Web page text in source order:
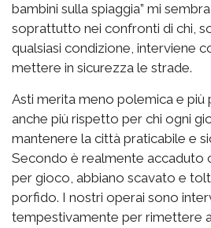
bambini sulla spiaggia” mi
soprattutto nei confronti di chi,
qualsiasi condizione, interviene
mettere in sicurezza le strade.
Asti merita meno polemica e
anche più rispetto per chi ogni
mantenere la città praticabile e
Secondo è realmente accaduto
per gioco, abbiano scavato e
porfido. I nostri operai sono
tempestivamente per rimettere